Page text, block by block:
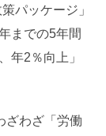
パッケージ」
までの5年間
年2％向上」
ざわざ「労働